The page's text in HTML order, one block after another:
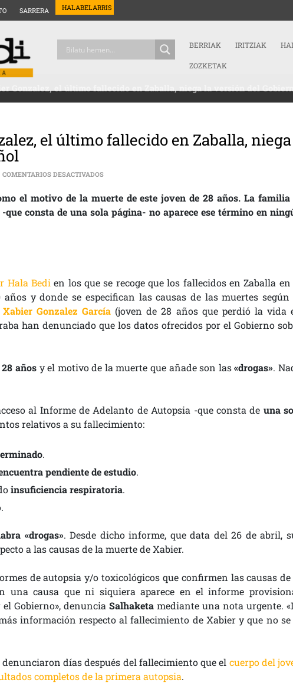
SARRERA HALABELARRIS
BERRIAK IRITZIAK
ZOZKETAK
Gonzalez, el último fallecido en Zaballa, niega la versión del
el último fallecido en Zaballa, niega
COMENTARIOS DESACTIVADOSEN [:ES]LA FAMILIA DE XABIER GONZALEZ, EL ÚLTIMO
el motivo de la muerte de este joven de 28 años. La
consta de una sola página- no aparece ese término en
Hala Bedi en los que se recoge que los fallecidos en Zaballa
y donde se especifican las causas de las muertes según
Xabier Gonzalez García (joven de 28 años que perdió la vida
han denunciado que los datos ofrecidos por el Gobierno
28 años y el motivo de la muerte que añade son las«drogas».
al Informe de Adelanto de Autopsia -que consta de una
relativos a su fallecimiento:
.
pendiente de estudio.
insuficiencia respiratoria.
«drogas». Desde dicho informe, que data del 26 de abril,
a las causas de la muerte de Xabier.
de autopsia y/o toxicológicos que confirmen las causas
una causa que ni siquiera aparece en el informe
Gobierno», denuncia Salhaketamediante una nota urgente.
información respecto al fallecimiento de Xabier y que no
días después del fallecimiento que el cuerpo del
completos de la primera autopsia.